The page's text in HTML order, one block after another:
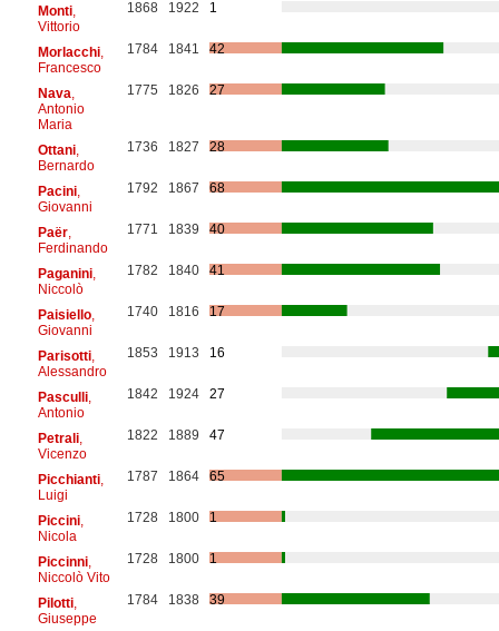
Monti,
Vittorio
1868 1922 1
Morlacchi,
Francesco
1784 1841 42
Nava
Antonio
Maria
1775 1826 27
Ottani,
Bernardo
1736 1827 28
Pacini,
Giovanni
1792 1867 68
Paër,
Ferdinando
1771 1839 40
Paganini,
Niccolò
1782 1840 41
Paisiello,
Giovanni
1740 1816 17
Parisotti,
Alessandro
1853 1913 16
Pasculli,
Antonio
1842 1924 27
Petrali,
Vicenzo
1822 1889 47
Picchianti,
Luigi
1787 1864 65
Piccini,
Nicola
1728 1800 1
Piccinni,
Niccolò Vito
1728 1800 1
Pilotti,
Giuseppe
1784 1838 39